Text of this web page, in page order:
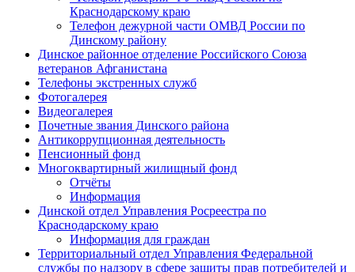
Краснодарскому краю
Телефон дежурной части ОМВД России по
Динскому району
Динское районное отделение Российского Союза
ветеранов Афганистана
Телефоны экстренных служб
Фотогалерея
Видеогалерея
Почетные звания Динского района
Антикоррупционная деятельность
Пенсионный фонд
Многоквартирный жилищный фонд
Отчёты
Информация
Динской отдел Управления Росреестра по
Краснодарскому краю
Информация для граждан
Территориальный отдел Управления Федеральной
службы по надзору в сфере защиты прав потребителей и